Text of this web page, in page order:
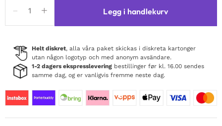
Clitoral
Serum
10
ml
antall
Legg i handlekurv
Helt diskret, alla våra paket skickas i diskreta kartonger
utan någon logotyp och med anonym avsändare.
1-2 dagers ekspresslevering bestillinger før kl. 16.00 sendes
samme dag, og er vanligvis fremme neste dag.